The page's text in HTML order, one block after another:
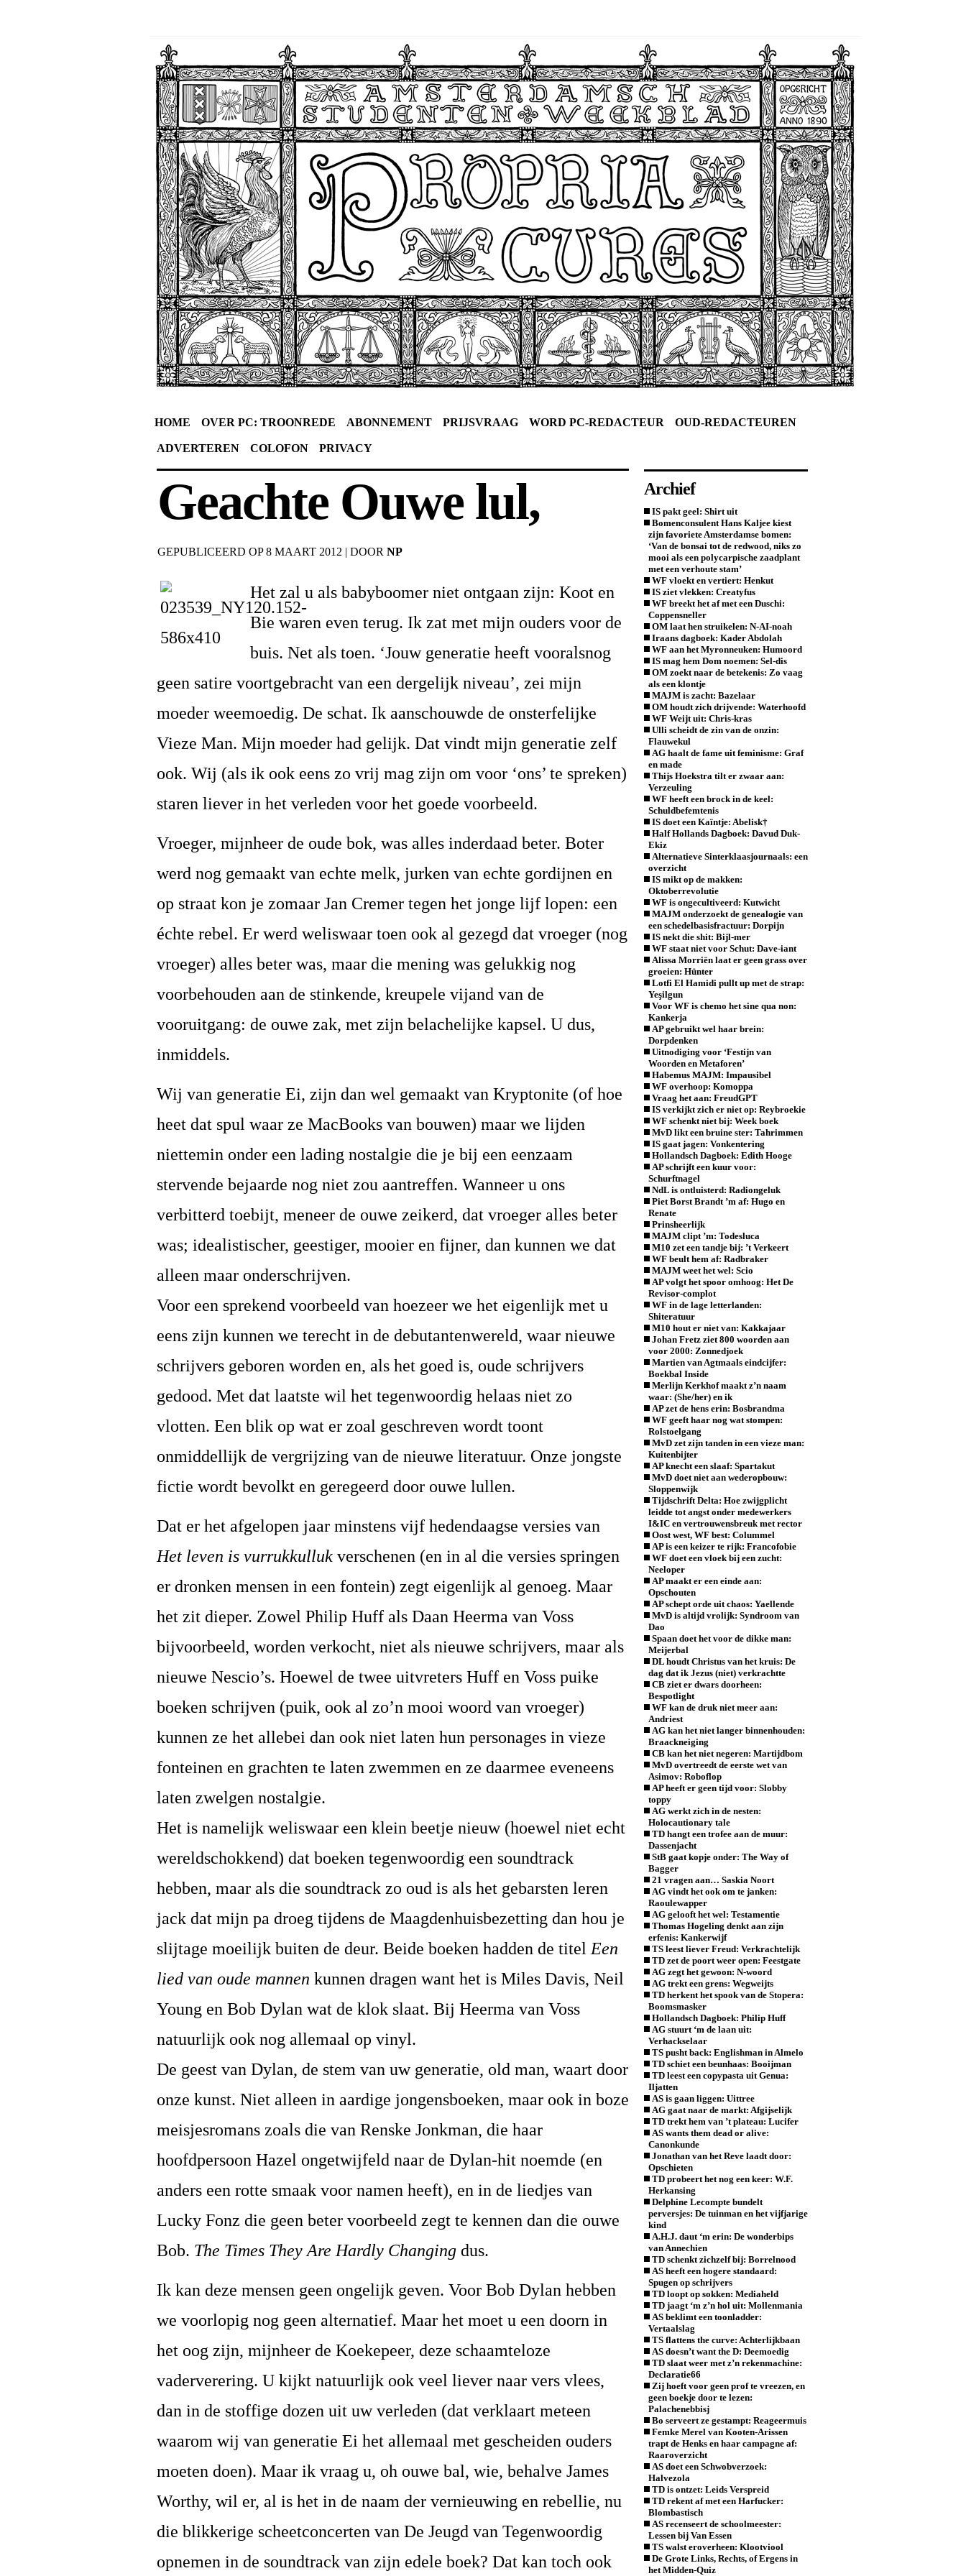
HOME OVER PC: TROONREDE ABONNEMENT PRIJSVRAAG WORD PC-REDACTEUR OUD-REDACTEUREN
ADVERTEREN COLOFON PRIVACY
Geachte Ouwe lul,
GEPUBLICEERD OP 8 MAART 2012 |DOOR NP
Het zal u als babyboomer niet ontgaan zijn: Koot en
Bie waren even terug. Ik zat met mijn ouders voor de
buis. Net als toen. ‘Jouw generatie heeft vooralsnog
geen satire voortgebracht van een dergelijk niveau’, zei mijn
moeder weemoedig. De schat. Ik aanschouwde de onsterfelijke
Vieze Man. Mijn moeder had gelijk. Dat vindt mijn generatie zelf
ook. Wij (als ik ook eens zo vrij mag zijn om voor ‘ons’ te spreken)
staren liever in het verleden voor het goede voorbeeld.
Vroeger, mijnheer de oude bok, was alles inderdaad beter. Boter
werd nog gemaakt van echte melk, jurken van echte gordijnen en
op straat kon je zomaar Jan Cremer tegen het jonge lijf lopen: een
échte rebel. Er werd weliswaar toen ook al gezegd dat vroeger (nog
vroeger) alles beter was, maar die mening was gelukkig nog
voorbehouden aan de stinkende, kreupele vijand van de
vooruitgang: de ouwe zak, met zijn belachelijke kapsel. U dus,
inmiddels.
Wij van generatie Ei, zijn dan wel gemaakt van Kryptonite (of hoe
heet dat spul waar ze MacBooks van bouwen) maar we lijden
niettemin onder een lading nostalgie die je bij een eenzaam
stervende bejaarde nog niet zou aantreffen. Wanneer u ons
verbitterd toebijt, meneer de ouwe zeikerd, dat vroeger alles beter
was; idealistischer, geestiger, mooier en fijner, dan kunnen we dat
alleen maar onderschrijven.
Voor een sprekend voorbeeld van hoezeer we het eigenlijk met u
eens zijn kunnen we terecht in de debutantenwereld, waar nieuwe
schrijvers geboren worden en, als het goed is, oude schrijvers
gedood. Met dat laatste wil het tegenwoordig helaas niet zo
vlotten. Een blik op wat er zoal geschreven wordt toont
onmiddellijk de vergrijzing van de nieuwe literatuur. Onze jongste
fictie wordt bevolkt en geregeerd door ouwe lullen.
Dat er het afgelopen jaar minstens vijf hedendaagse versies van
Het leven is vurrukkulluk verschenen (en in al die versies springen
er dronken mensen in een fontein) zegt eigenlijk al genoeg. Maar
het zit dieper. Zowel Philip Huff als Daan Heerma van Voss
bijvoorbeeld, worden verkocht, niet als nieuwe schrijvers, maar als
nieuwe Nescio’s. Hoewel de twee uitvreters Huff en Voss puike
boeken schrijven (puik, ook al zo’n mooi woord van vroeger)
kunnen ze het allebei dan ook niet laten hun personages in vieze
fonteinen en grachten te laten zwemmen en ze daarmee eveneens
laten zwelgen nostalgie.
Het is namelijk weliswaar een klein beetje nieuw (hoewel niet echt
wereldschokkend) dat boeken tegenwoordig een soundtrack
hebben, maar als die soundtrack zo oud is als het gebarsten leren
jack dat mijn pa droeg tijdens de Maagdenhuisbezetting dan hou je
slijtage moeilijk buiten de deur. Beide boeken hadden de titel Een
lied van oude mannenkunnen dragen want het is Miles Davis, Neil
Young en Bob Dylan wat de klok slaat. Bij Heerma van Voss
natuurlijk ook nog allemaal op vinyl.
De geest van Dylan, de stem van uw generatie, old man, waart door
onze kunst. Niet alleen in aardige jongensboeken, maar ook in boze
meisjesromans zoals die van Renske Jonkman, die haar
hoofdpersoon Hazel ongetwijfeld naar de Dylan-hit noemde (en
anders een rotte smaak voor namen heeft), en in de liedjes van
Lucky Fonz die geen beter voorbeeld zegt te kennen dan die ouwe
Bob. The Times They Are Hardly Changing dus.
Ik kan deze mensen geen ongelijk geven. Voor Bob Dylan hebben
we voorlopig nog geen alternatief. Maar het moet u een doorn in
het oog zijn, mijnheer de Koekepeer, deze schaamteloze
vaderverering. U kijkt natuurlijk ook veel liever naar vers vlees,
dan in de stoffige dozen uit uw verleden (dat verklaart meteen
waarom wij van generatie Ei het allemaal met gescheiden ouders
moeten doen). Maar ik vraag u, oh ouwe bal, wie, behalve James
Worthy, wil er, al is het in de naam der vernieuwing en rebellie, nu
die blikkerige scheetconcerten van De Jeugd van Tegenwoordig
opnemen in de soundtrack van zijn edele boek? Dat kan toch ook
Archief
IS pakt geel: Shirt uit
Bomenconsulent Hans Kaljee kiest
zijn favoriete Amsterdamse bomen:
‘Van de bonsai tot de redwood, niks zo
mooi als een polycarpische zaadplant
met een verhoute stam’
WF vloekt en vertiert: Henkut
IS ziet vlekken: Creatyfus
WF breekt het af met een Duschi:
Coppensneller
OM laat hen struikelen: N-AI-noah
Iraans dagboek: Kader Abdolah
WF aan het Myronneuken: Humoord
IS mag hem Dom noemen: Sel-dis
OM zoekt naar de betekenis: Zo vaag
als een klontje
MAJM is zacht: Bazelaar
OM houdt zich drijvende: Waterhoofd
WF Weijt uit: Chris-kras
Ulli scheidt de zin van de onzin:
Flauwekul
AG haalt de fame uit feminisme: Graf
en made
Thijs Hoekstra tilt er zwaar aan:
Verzeuling
WF heeft een brock in de keel:
Schuldbefemtenis
IS doet een Kaïntje: Abelisk†
Half Hollands Dagboek: Davud Duk-
Ekiz
Alternatieve Sinterklaasjournaals: een
overzicht
IS mikt op de makken:
Oktoberrevolutie
WF is ongecultiveerd: Kutwicht
MAJM onderzoekt de genealogie van
een schedelbasisfractuur: Dorpijn
IS nekt die shit: Bijl-mer
WF staat niet voor Schut: Dave-iant
Alissa Morriën laat er geen grass over
groeien: Hünter
Lotfi El Hamidi pullt up met de strap:
Yeşilgun
Voor WF is chemo het sine qua non:
Kankerja
AP gebruikt wel haar brein:
Dorpdenken
Uitnodiging voor ‘Festijn van
Woorden en Metaforen’
Habemus MAJM: Impausibel
WF overhoop: Komoppa
Vraag het aan: FreudGPT
IS verkijkt zich er niet op: Reybroekie
WF schenkt niet bij: Week boek
MvD likt een bruine ster: Tahrimmen
IS gaat jagen: Vonkentering
Hollandsch Dagboek: Edith Hooge
AP schrijft een kuur voor:
Schurftnagel
NdL is ontluisterd: Radiongeluk
Piet Borst Brandt ’m af: Hugo en
Renate
Prinsheerlijk
MAJM clipt ’m: Todesluca
M10 zet een tandje bij: ’t Verkeert
WF beult hem af: Radbraker
MAJM weet het wel: Scio
AP volgt het spoor omhoog: Het De
Revisor-complot
WF in de lage letterlanden:
Shiteratuur
M10 hout er niet van: Kakkajaar
Johan Fretz ziet 800 woorden aan
voor 2000: Zonnedjoek
Martien van Agtmaals eindcijfer:
Boekbal Inside
Merlijn Kerkhof maakt z’n naam
waar: (She/her) en ik
AP zet de hens erin: Bosbrandma
WF geeft haar nog wat stompen:
Rolstoelgang
MvD zet zijn tanden in een vieze man:
Kuitenbijter
AP knecht een slaaf: Spartakut
MvD doet niet aan wederopbouw:
Sloppenwijk
Tijdschrift Delta: Hoe zwijgplicht
leidde tot angst onder medewerkers
I&IC en vertrouwensbreuk met rector
Oost west, WF best: Colummel
AP is een keizer te rijk: Francofobie
WF doet een vloek bij een zucht:
Neeloper
AP maakt er een einde aan:
Opschouten
AP schept orde uit chaos: Yaellende
MvD is altijd vrolijk: Syndroom van
Dao
Spaan doet het voor de dikke man:
Meijerbal
DL houdt Christus van het kruis: De
dag dat ik Jezus (niet) verkrachtte
CB ziet er dwars doorheen:
Bespotlight
WF kan de druk niet meer aan:
Andriest
AG kan het niet langer binnenhouden:
Braackneiging
CB kan het niet negeren: Martijdbom
MvD overtreedt de eerste wet van
Asimov: Roboflop
AP heeft er geen tijd voor: Slobby
toppy
AG werkt zich in de nesten:
Holocautionary tale
TD hangt een trofee aan de muur:
Dassenjacht
StB gaat kopje onder: The Way of
Bagger
21 vragen aan… Saskia Noort
AG vindt het ook om te janken:
Raoulewapper
AG gelooft het wel: Testamentie
Thomas Hogeling denkt aan zijn
erfenis: Kankerwijf
TS leest liever Freud: Verkrachtelijk
TD zet de poort weer open: Feestgate
AG zegt het gewoon: N-woord
AG trekt een grens: Wegweijts
TD herkent het spook van de Stopera:
Boomsmasker
Hollandsch Dagboek: Philip Huff
AG stuurt ‘m de laan uit:
Verhackselaar
TS pusht back: Englishman in Almelo
TD schiet een beunhaas: Booijman
TD leest een copypasta uit Genua:
Iljatten
AS is gaan liggen: Uittree
AG gaat naar de markt: Afgijselijk
TD trekt hem van ’t plateau: Lucifer
AS wants them dead or alive:
Canonkunde
Jonathan van het Reve laadt door:
Opschieten
TD probeert het nog een keer: W.F.
Herkansing
Delphine Lecompte bundelt
perversjes: De tuinman en het vijfjarige
kind
A.H.J. daut ‘m erin: De wonderbips
van Annechien
TD schenkt zichzelf bij: Borrelnood
AS heeft een hogere standaard:
Spugen op schrijvers
TD loopt op sokken: Mediaheld
TD jaagt ‘m z’n hol uit: Mollenmania
AS beklimt een toonladder:
Vertaalslag
TS flattens the curve: Achterlijkbaan
AS doesn’t want the D: Deemoedig
TD slaat weer met z’n rekenmachine:
Declaratie66
Zij hoeft voor geen prof te vreezen, en
geen boekje door te lezen:
Palachenebbisj
Bo serveert ze gestampt: Reageermuis
Femke Merel van Kooten-Arissen
trapt de Henks en haar campagne af:
Raaroverzicht
AS doet een Schwobverzoek:
Halvezola
TD is ontzet: Leids Verspreid
TD rekent af met een Harfucker:
Blombastisch
AS recenseert de schoolmeester:
Lessen bij Van Essen
TS walst eroverheen: Klootviool
De Grote Links, Rechts, of Ergens in
het Midden-Quiz